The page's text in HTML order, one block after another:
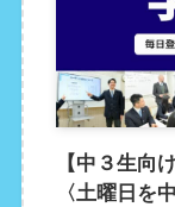
【中３生向
〈土曜日を